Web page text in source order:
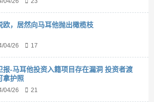
欧，居然向马耳他抛出橄榄枝
04/26 17
报-马耳他投资入籍项目存在漏洞 投资者渡
拿护照
04/26 21